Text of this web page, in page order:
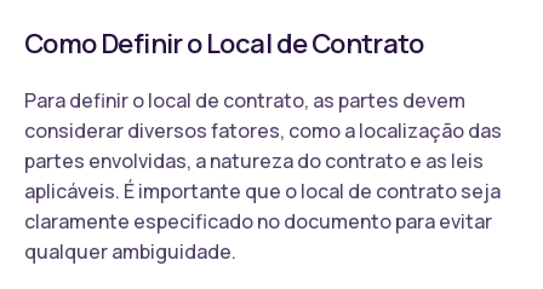
Como Definir o Local de Contrato
Para definir o local de contrato, as partes devem
considerar diversos fatores, como a localização das
partes envolvidas, a natureza do contrato e as leis
aplicáveis. É importante que o local de contrato seja
claramente especificado no documento para evitar
qualquer ambiguidade.